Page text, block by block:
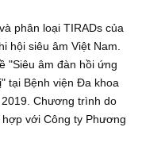
phân loại TIRADs của
hội siêu âm Việt Nam.
"Siêu âm đàn hồi ứng
tại Bệnh viện Đa khoa
Chương trình do
với Công ty Phương